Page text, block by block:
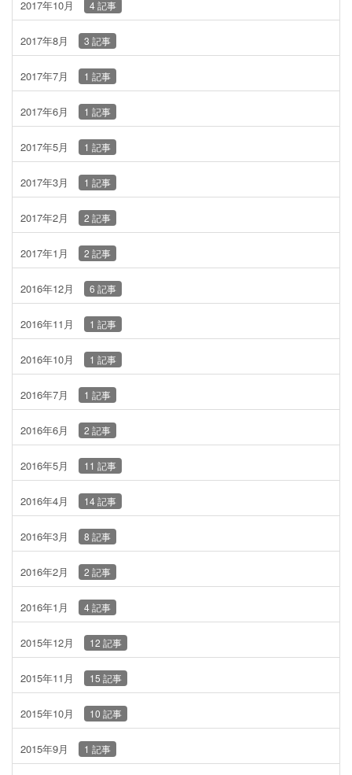
2017年10月 4 記事
2017年8月 3 記事
2017年7月 1 記事
2017年6月 1 記事
2017年5月 1 記事
2017年3月 1 記事
2017年2月 2 記事
2017年1月 2 記事
2016年12月 6 記事
2016年11月 1 記事
2016年10月 1 記事
2016年7月 1 記事
2016年6月 2 記事
2016年5月 11 記事
2016年4月 14 記事
2016年3月 8 記事
2016年2月 2 記事
2016年1月 4 記事
2015年12月 12 記事
2015年11月 15 記事
2015年10月 10 記事
2015年9月 1 記事